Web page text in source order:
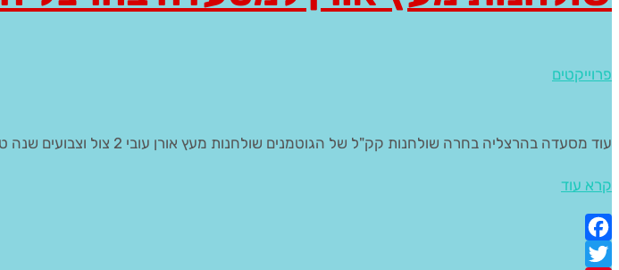
פרוייקטים
עוד מסעדה בהרצליה בחרה שולחנות קק"ל של הגוטמנים שולחנות מעץ אורן עובי 2 צול וצבועים שנה טובה ומבורכת
קרא עוד
Facebook